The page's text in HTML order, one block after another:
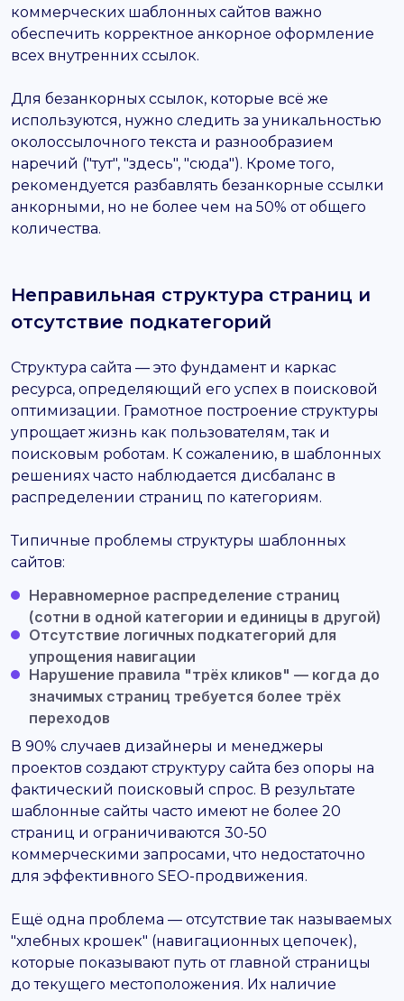
коммерческих шаблонных сайтов важно
обеспечить корректное анкорное оформление
всех внутренних ссылок.
Для безанкорных ссылок, которые всё же
используются, нужно следить за уникальностью
околоссылочного текста и разнообразием
наречий ("тут", "здесь", "сюда"). Кроме того,
рекомендуется разбавлять безанкорные ссылки
анкорными, но не более чем на 50% от общего
количества.
Неправильная структура страниц и
отсутствие подкатегорий
Структура сайта — это фундамент и каркас
ресурса, определяющий его успех в поисковой
оптимизации. Грамотное построение структуры
упрощает жизнь как пользователям, так и
поисковым роботам. К сожалению, в шаблонных
решениях часто наблюдается дисбаланс в
распределении страниц по категориям.
Типичные проблемы структуры шаблонных
сайтов:
Неравномерное распределение страниц
(сотни в одной категории и единицы в другой)
Отсутствие логичных подкатегорий для
упрощения навигации
Нарушение правила "трёх кликов" — когда до
значимых страниц требуется более трёх
переходов
В 90% случаев дизайнеры и менеджеры
проектов создают структуру сайта без опоры на
фактический поисковый спрос. В результате
шаблонные сайты часто имеют не более 20
страниц и ограничиваются 30-50
коммерческими запросами, что недостаточно
для эффективного SEO-продвижения.
Ещё одна проблема — отсутствие так называемых
"хлебных крошек" (навигационных цепочек),
которые показывают путь от главной страницы
до текущего местоположения. Их наличие